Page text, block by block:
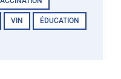
VIN ÉDUCATION